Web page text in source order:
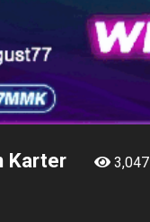
Karter 3,047